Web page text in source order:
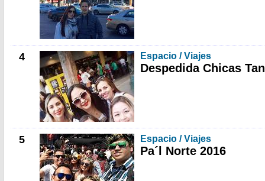
4 Espacio / Viajes
Despedida Chicas
5 Espacio / Viajes
Pa´l Norte 2016